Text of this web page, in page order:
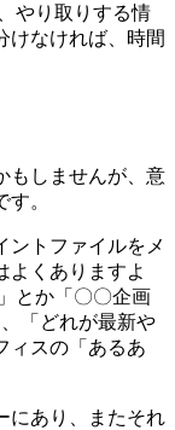
やり取りする情
けなければ、時間
もしませんが、意
。
ントファイルをメ
よくありますよ
とか「〇〇企画
「どれが最新や
ィスの「あるあ
にあり、またそれ